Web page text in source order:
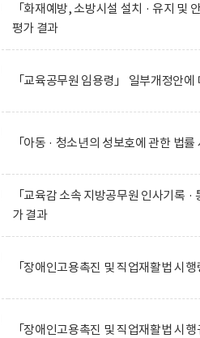
「화재예방, 소방시설 설치 · 유지 및
평가 결과
「교육공무원 임용령」 일부개정안
「아동 · 청소년의 성보호에 관한 법
「교육감 소속 지방공무원 인사기록
가 결과
「장애인고용촉진 및 직업재활법 시
「장애인고용촉진 및 직업재활법 시